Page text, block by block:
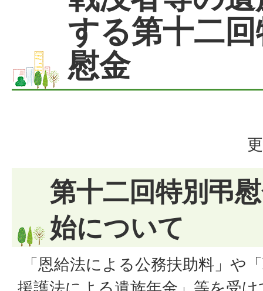
する第十二
慰金
第十二回特別弔
始について
「恩給法による公務扶助料」や